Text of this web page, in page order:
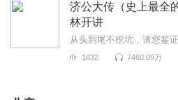
济公大传（史上最全
林开讲
从头到尾不挖坑，请您鉴
1632 7460.09万